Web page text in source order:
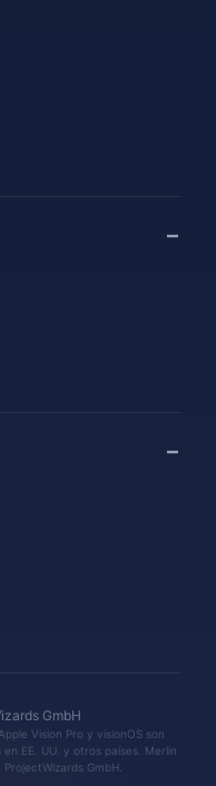
GmbH
Vision Pro y visionOS son
EE. UU. y otros países. Merlin
GmbH.